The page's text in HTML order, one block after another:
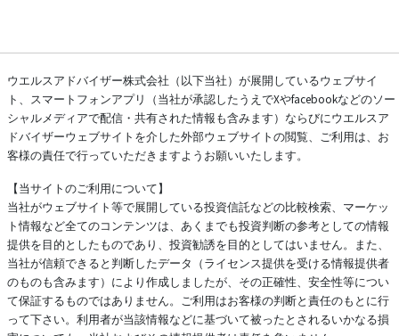
ウエルスアドバイザー株式会社（以下当社）が展開しているウェブサイ
ト、スマートフォンアプリ（当社が承認したうえでXやfacebookなどのソー
シャルメディアで配信・共有された情報も含みます）ならびにウエルスア
ドバイザーウェブサイトを介した外部ウェブサイトの閲覧、ご利用は、お
客様の責任で行っていただきますようお願いいたします。
【当サイトのご利用について】
当社がウェブサイト等で展開している投資信託などの比較検索、マーケッ
ト情報など全てのコンテンツは、あくまでも投資判断の参考としての情報
提供を目的としたものであり、投資勧誘を目的としてはいません。また、
当社が信頼できると判断したデータ（ライセンス提供を受ける情報提供者
のものも含みます）により作成しましたが、その正確性、安全性等につい
て保証するものではありません。ご利用はお客様の判断と責任のもとに行
って下さい。利用者が当該情報などに基づいて被ったとされるいかなる損